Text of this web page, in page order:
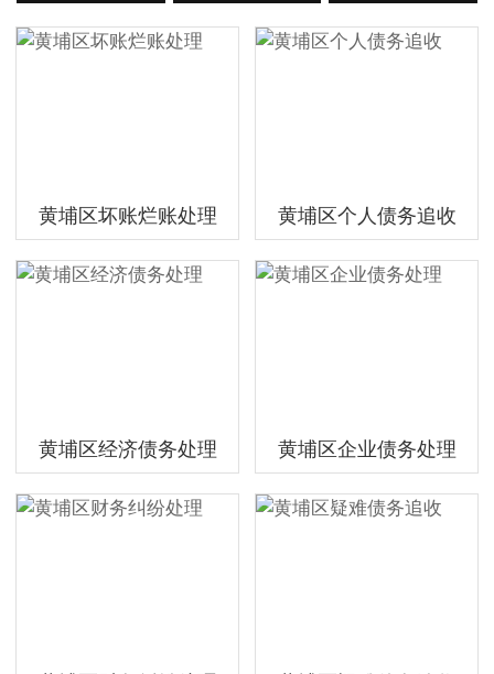
黄埔区坏账烂账处理 黄埔区个人债务追收
黄埔区经济债务处理 黄埔区企业债务处理